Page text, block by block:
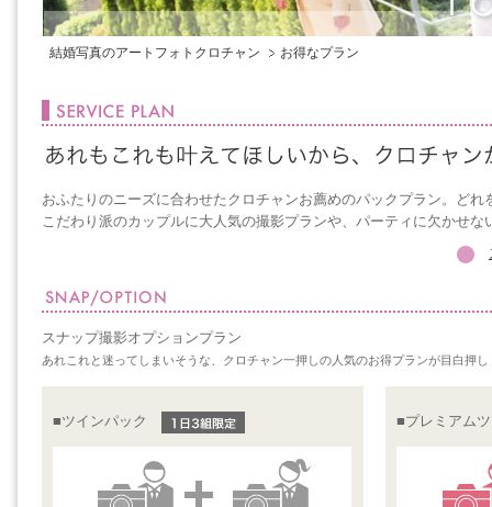
結婚写真のアートフォトクロチャン お得なプラン
おふたりのニーズに合わせたクロチャンお薦めのパックプラン。どれ
こだわり派のカップルに大人気の撮影プランや、パーティに欠かせ
スナップ撮影オプションプラン
あれこれと迷ってしまいそうな、クロチャン一押しの人気のお得プランが目白押し
■ツインパック ■プレミアム